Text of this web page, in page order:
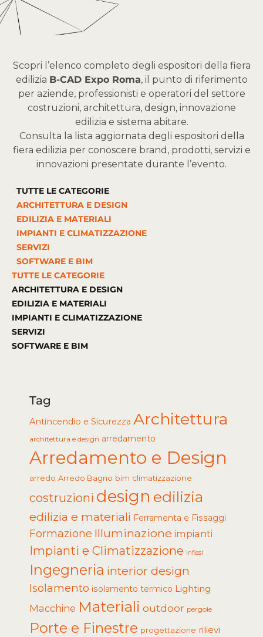
Scopri l’elenco completo degli espositori della fiera
edilizia B-CAD Expo Roma, il punto di riferimento
per aziende, professionisti e operatori del settore
costruzioni, architettura, design, innovazione
edilizia e sistema abitare.
Consulta la lista aggiornata degli espositori della
fiera edilizia per conoscere brand, prodotti, servizi e
innovazioni presentate durante l’evento.
TUTTE LE CATEGORIE
ARCHITETTURA E DESIGN
EDILIZIA E MATERIALI
IMPIANTI E CLIMATIZZAZIONE
SERVIZI
SOFTWARE E BIM
TUTTE LE CATEGORIE
ARCHITETTURA E DESIGN
EDILIZIA E MATERIALI
IMPIANTI E CLIMATIZZAZIONE
SERVIZI
SOFTWARE E BIM
Tag
Antincendio e Sicurezza Architettura
architettura e design arredamento
Arredamento e Design
arredo Arredo Bagno bim climatizzazione
costruzioni design edilizia
edilizia e materiali Ferramenta e Fissaggi
Formazione Illuminazione impianti
Impianti e Climatizzazione infissi
Ingegneria interior design
Isolamento isolamento termico Lighting
Macchine Materiali outdoor pergole
Porte e Finestre progettazione rilievi